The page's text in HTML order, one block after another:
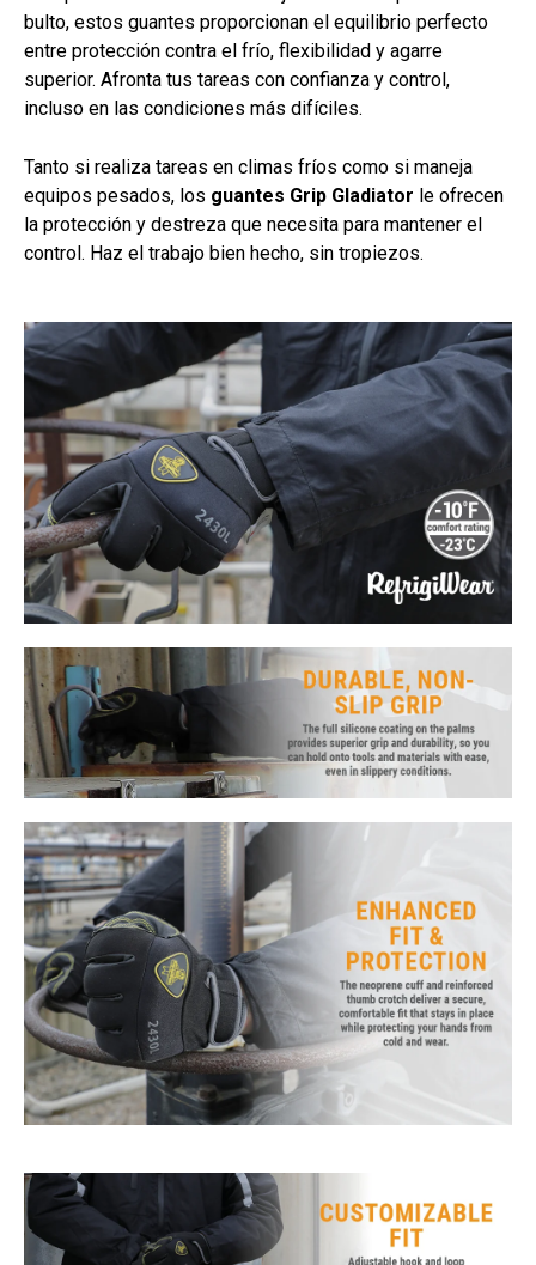
bulto, estos guantes proporcionan el equilibrio perfecto
entre protección contra el frío, flexibilidad y agarre
superior. Afronta tus tareas con confianza y control,
incluso en las condiciones más difíciles.
Tanto si realiza tareas en climas fríos como si maneja
equipos pesados, los guantes Grip Gladiator le ofrecen
la protección y destreza que necesita para mantener el
control. Haz el trabajo bien hecho, sin tropiezos.